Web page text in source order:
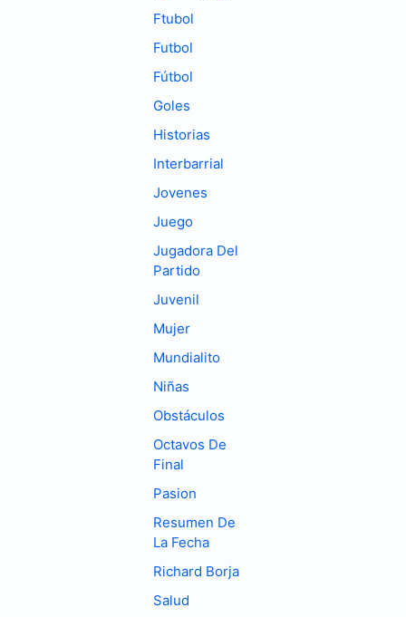
Ftubol
Futbol
Fútbol
Goles
Historias
Interbarrial
Jovenes
Juego
Jugadora Del
Partido
Juvenil
Mujer
Mundialito
Niñas
Obstáculos
Octavos De
Final
Pasion
Resumen De
La Fecha
Richard Borja
Salud